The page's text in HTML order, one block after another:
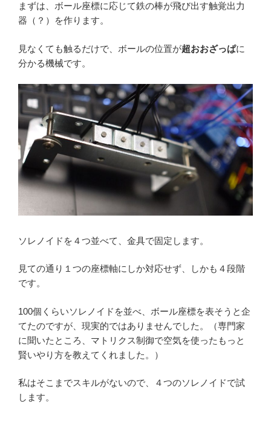
まずは、ボール座標に応じて鉄の棒が飛び出す触覚出力
器（？）を作ります。
見なくても触るだけで、ボールの位置が超おおざっぱに
分かる機械です。
ソレノイドを４つ並べて、金具で固定します。
見ての通り１つの座標軸にしか対応せず、しかも４段階
です。
100個くらいソレノイドを並べ、ボール座標を表そうと企
てたのですが、現実的ではありませんでした。（専門家
に聞いたところ、マトリクス制御で空気を使ったもっと
賢いやり方を教えてくれました。）
私はそこまでスキルがないので、４つのソレノイドで試
します。